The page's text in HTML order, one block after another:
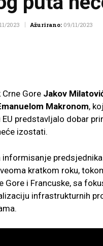
2023 Ažurirano: 09/11/2023
Gore Jakov
Makronom,
EU predstavljalo dobar
izostati.
informisanje
kratkom roku,
Gore i Francuske, sa
infrastrukturnih